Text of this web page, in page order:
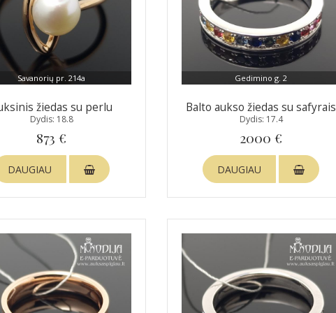
Savanorių pr. 214a
žiedas su perlu
Dydis: 18.8
873 €
DAUGIAU
Gedimino g. 2
Balto aukso žiedas su safyrais
Dydis: 17.4
2000 €
DAUGIAU